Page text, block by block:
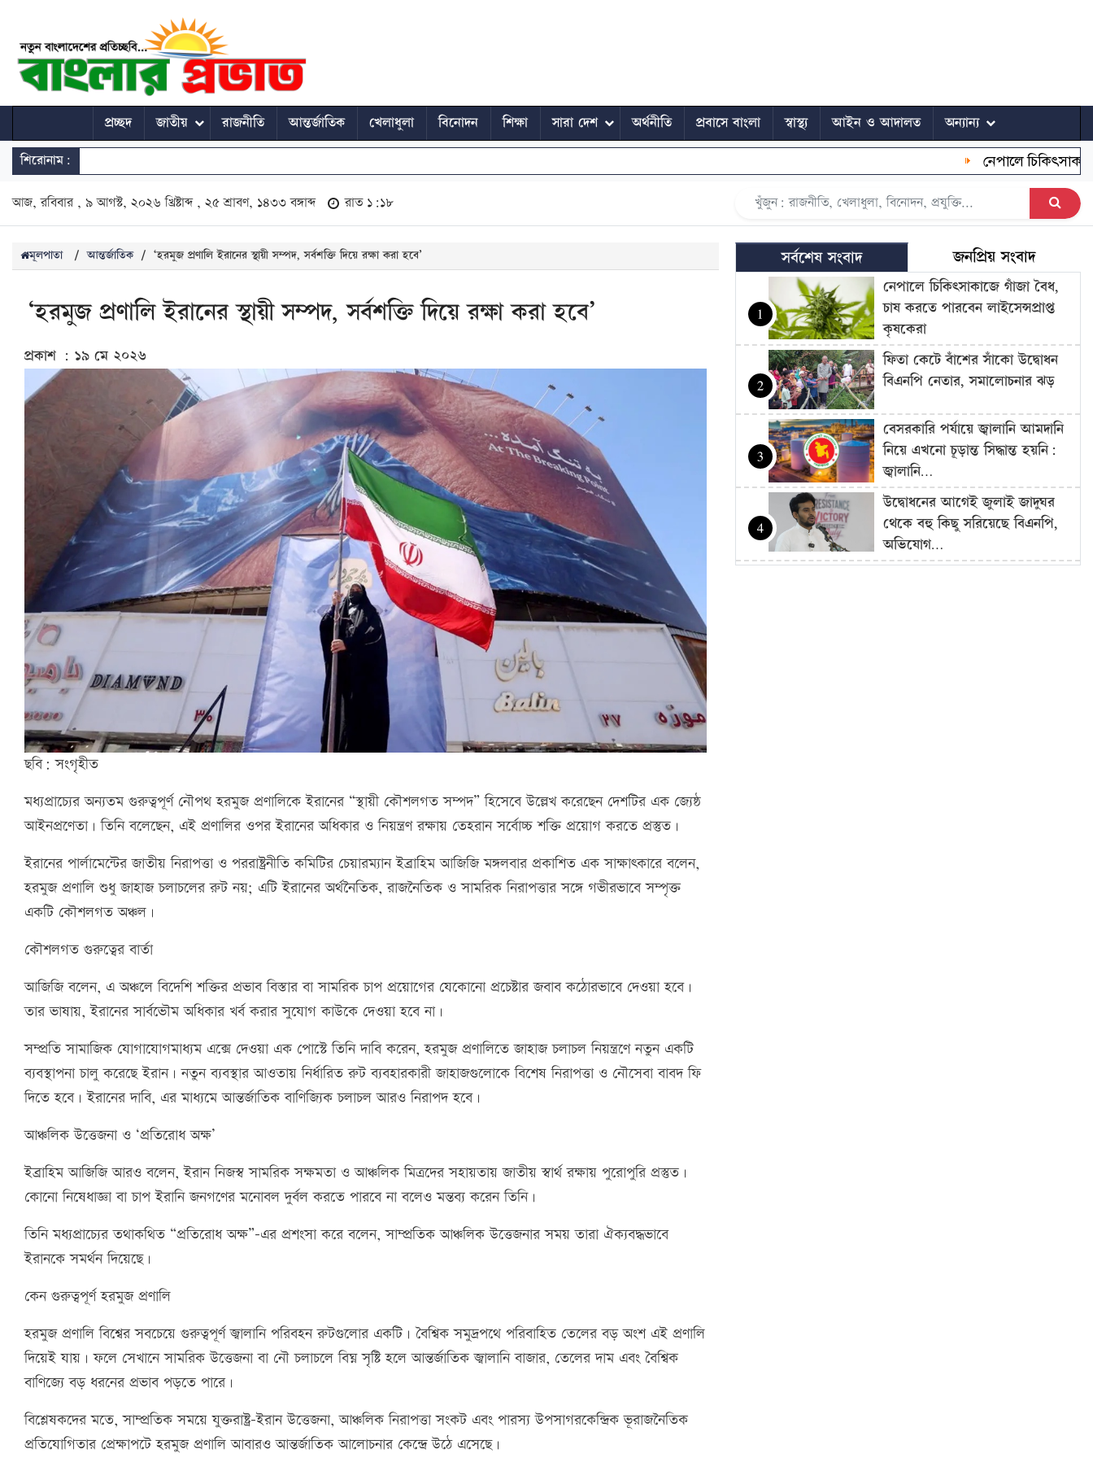
প্রচ্ছদ জাতীয় রাজনীতি আন্তর্জাতিক খেলাধুলা বিনোদন শিক্ষা সারা দেশ অর্থনীতি প্রবাসে বাংলা স্বাস্থ্য আইন ও আদালত অন্যান্য
শিরোনাম: নেপালে চিকিৎসাকাজে
আজ, রবিবার , ৯ আগস্ট, ২০২৬ খ্রিষ্টাব্দ , ২৫ শ্রাবণ, ১৪৩৩ বঙ্গাব্দ রাত ১:১৮
মূলপাতা / আন্তর্জাতিক / ‘হরমুজ প্রণালি ইরানের স্থায়ী সম্পদ, সর্বশক্তি দিয়ে রক্ষা করা হবে’
‘হরমুজ প্রণালি ইরানের স্থায়ী সম্পদ, সর্বশক্তি দিয়ে রক্ষা করা হবে’
প্রকাশ : ১৯ মে ২০২৬
ছবি: সংগৃহীত
মধ্যপ্রাচ্যের অন্যতম গুরুত্বপূর্ণ নৌপথ হরমুজ প্রণালিকে ইরানের “স্থায়ী কৌশলগত সম্পদ” হিসেবে উল্লেখ করেছেন দেশটির এক জ্যেষ্ঠ
আইনপ্রণেতা। তিনি বলেছেন, এই প্রণালির ওপর ইরানের অধিকার ও নিয়ন্ত্রণ রক্ষায় তেহরান সর্বোচ্চ শক্তি প্রয়োগ করতে প্রস্তুত।
ইরানের পার্লামেন্টের জাতীয় নিরাপত্তা ও পররাষ্ট্রনীতি কমিটির চেয়ারম্যান ইব্রাহিম আজিজি মঙ্গলবার প্রকাশিত এক সাক্ষাৎকারে বলেন,
হরমুজ প্রণালি শুধু জাহাজ চলাচলের রুট নয়; এটি ইরানের অর্থনৈতিক, রাজনৈতিক ও সামরিক নিরাপত্তার সঙ্গে গভীরভাবে সম্পৃক্ত
একটি কৌশলগত অঞ্চল।
কৌশলগত গুরুত্বের বার্তা
আজিজি বলেন, এ অঞ্চলে বিদেশি শক্তির প্রভাব বিস্তার বা সামরিক চাপ প্রয়োগের যেকোনো প্রচেষ্টার জবাব কঠোরভাবে দেওয়া হবে।
তার ভাষায়, ইরানের সার্বভৌম অধিকার খর্ব করার সুযোগ কাউকে দেওয়া হবে না।
সম্প্রতি সামাজিক যোগাযোগমাধ্যম এক্সে দেওয়া এক পোস্টে তিনি দাবি করেন, হরমুজ প্রণালিতে জাহাজ চলাচল নিয়ন্ত্রণে নতুন একটি
ব্যবস্থাপনা চালু করেছে ইরান। নতুন ব্যবস্থার আওতায় নির্ধারিত রুট ব্যবহারকারী জাহাজগুলোকে বিশেষ নিরাপত্তা ও নৌসেবা বাবদ ফি
দিতে হবে। ইরানের দাবি, এর মাধ্যমে আন্তর্জাতিক বাণিজ্যিক চলাচল আরও নিরাপদ হবে।
আঞ্চলিক উত্তেজনা ও ‘প্রতিরোধ অক্ষ’
ইব্রাহিম আজিজি আরও বলেন, ইরান নিজস্ব সামরিক সক্ষমতা ও আঞ্চলিক মিত্রদের সহায়তায় জাতীয় স্বার্থ রক্ষায় পুরোপুরি প্রস্তুত।
কোনো নিষেধাজ্ঞা বা চাপ ইরানি জনগণের মনোবল দুর্বল করতে পারবে না বলেও মন্তব্য করেন তিনি।
তিনি মধ্যপ্রাচ্যের তথাকথিত “প্রতিরোধ অক্ষ”-এর প্রশংসা করে বলেন, সাম্প্রতিক আঞ্চলিক উত্তেজনার সময় তারা ঐক্যবদ্ধভাবে
ইরানকে সমর্থন দিয়েছে।
কেন গুরুত্বপূর্ণ হরমুজ প্রণালি
হরমুজ প্রণালি বিশ্বের সবচেয়ে গুরুত্বপূর্ণ জ্বালানি পরিবহন রুটগুলোর একটি। বৈশ্বিক সমুদ্রপথে পরিবাহিত তেলের বড় অংশ এই প্রণালি
দিয়েই যায়। ফলে সেখানে সামরিক উত্তেজনা বা নৌ চলাচলে বিঘ্ন সৃষ্টি হলে আন্তর্জাতিক জ্বালানি বাজার, তেলের দাম এবং বৈশ্বিক
বাণিজ্যে বড় ধরনের প্রভাব পড়তে পারে।
বিশ্লেষকদের মতে, সাম্প্রতিক সময়ে যুক্তরাষ্ট্র-ইরান উত্তেজনা, আঞ্চলিক নিরাপত্তা সংকট এবং পারস্য উপসাগরকেন্দ্রিক ভূরাজনৈতিক
প্রতিযোগিতার প্রেক্ষাপটে হরমুজ প্রণালি আবারও আন্তর্জাতিক আলোচনার কেন্দ্রে উঠে এসেছে।
সর্বশেষ সংবাদ জনপ্রিয় সংবাদ
1
নেপালে চিকিৎসাকাজে গাঁজা বৈধ,
চাষ করতে পারবেন লাইসেন্সপ্রাপ্ত
কৃষকেরা
2
ফিতা কেটে বাঁশের সাঁকো উদ্বোধন
বিএনপি নেতার, সমালোচনার ঝড়
3
বেসরকারি পর্যায়ে জ্বালানি আমদানি
নিয়ে এখনো চূড়ান্ত সিদ্ধান্ত হয়নি:
জ্বালানি…
4
উদ্বোধনের আগেই জুলাই জাদুঘর
থেকে বহু কিছু সরিয়েছে বিএনপি,
অভিযোগ…